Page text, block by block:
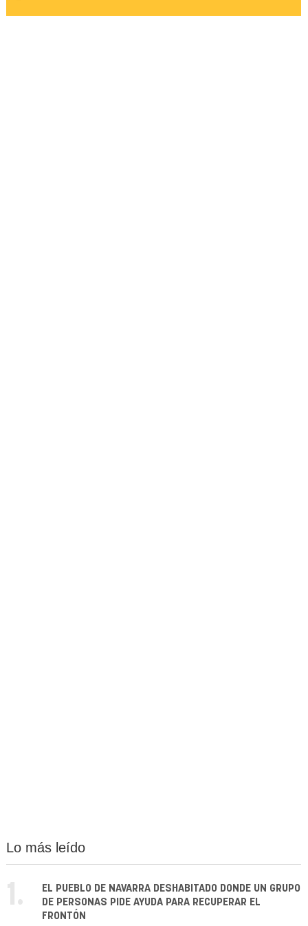
Lo más leído
1.
EL PUEBLO DE NAVARRA DESHABITADO DONDE UN GRUPO
DE PERSONAS PIDE AYUDA PARA RECUPERAR EL
FRONTÓN